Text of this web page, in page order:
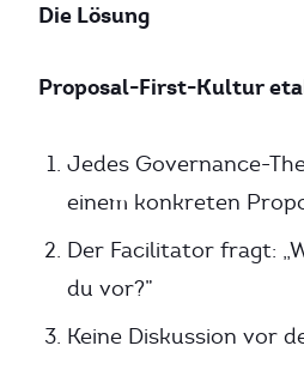
Die Lösung
Proposal-First-Kultur
Jedes Governance-
einem konkreten
Der Facilitator fragt:
du vor?”
Keine Diskussion vor